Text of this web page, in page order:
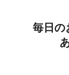
毎日の